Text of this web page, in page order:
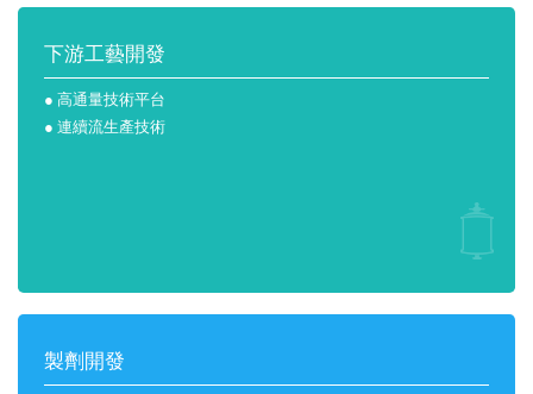
下游工藝開發
● 高通量技術平台
● 連續流生產技術
製劑開發